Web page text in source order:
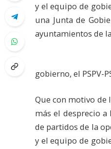
y el equipo de
una Junta de
ayuntamientos de
gobierno, el PSPV-
Que con motivo de
más el desprecio
de partidos de la
y el equipo de